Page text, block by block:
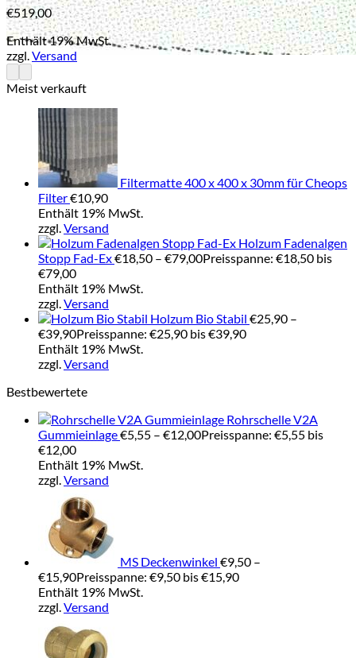
€519,00
Enthält 19% MwSt.
zzgl.Versand
Meist verkauft
Filtermatte 400 x 400 x 30mm für Cheops
Filter€10,90
Enthält 19% MwSt.
zzgl.Versand
Holzum Fadenalgen
Stopp Fad-Ex€18,50 – €79,00Preisspanne: €18,50 bis
€79,00
Enthält 19% MwSt.
zzgl.Versand
Holzum Bio Stabil €25,90 –
€39,90Preisspanne: €25,90 bis €39,90
Enthält 19% MwSt.
zzgl.Versand
Bestbewertete
Rohrschelle V2A
Gummieinlage€5,55 – €12,00Preisspanne: €5,55 bis
€12,00
Enthält 19% MwSt.
zzgl.Versand
MS Deckenwinkel €9,50 –
€15,90Preisspanne: €9,50 bis €15,90
Enthält 19% MwSt.
zzgl.Versand